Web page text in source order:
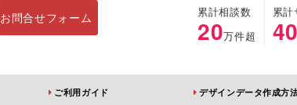
お問合せフォーム 累計相談数
20万件超
累
ご利用ガイド デザインデータ作成方